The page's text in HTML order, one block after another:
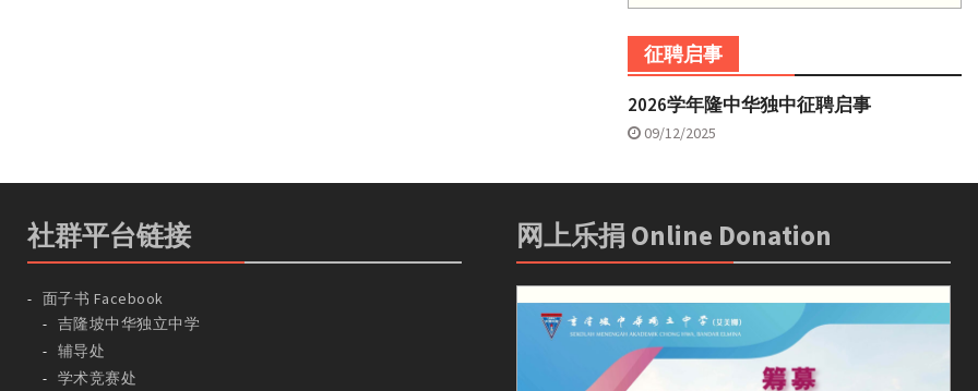
征聘启事
2026学年隆中华独中征聘启事
09/12/2025
社群平台链接
面子书 Facebook
吉隆坡中华独立中学
辅导处
学术竞赛处
网上乐捐 Online Donation